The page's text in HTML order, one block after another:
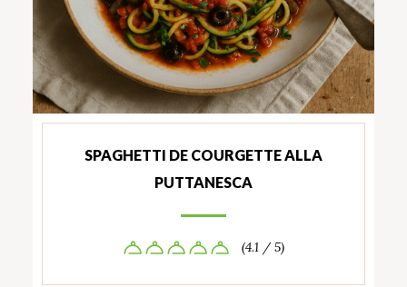
SPAGHETTI DE COURGETTE ALLA
PUTTANESCA
(4.1 / 5)